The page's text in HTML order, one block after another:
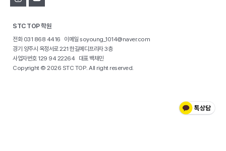
STC TOP 학원
전화 031 868 4416 이메일 soyoung_1014@naver.com
경기 양주시 옥정서로 221 한길메디프라자 3층
사업자번호 129 94 22264 대표 백채민
Copyright © 2026 STC TOP. All right reserved.